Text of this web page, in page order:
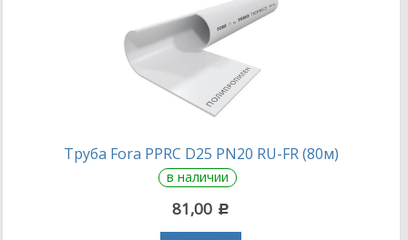
Труба Fora PPRC D25 PN20 RU-FR (80м)
в наличии
81,00 c